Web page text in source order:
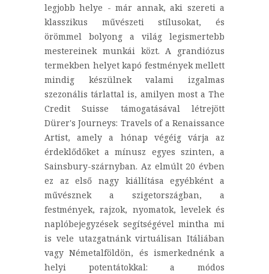
legjobb helye - már annak, aki szereti a
klasszikus művészeti stílusokat, és
örömmel bolyong a világ legismertebb
mestereinek munkái közt. A grandiózus
termekben helyet kapó festmények mellett
mindig készülnek valami izgalmas
szezonális tárlattal is, amilyen most a The
Credit Suisse támogatásával létrejött
Dürer's Journeys: Travels of a Renaissance
Artist, amely a hónap végéig várja az
érdeklődőket a mínusz egyes szinten, a
Sainsbury-szárnyban. Az elmúlt 20 évben
ez az első nagy kiállítása egyébként a
művésznek a szigetországban, a
festmények, rajzok, nyomatok, levelek és
naplóbejegyzések segítségével mintha mi
is vele utazgatnánk virtuálisan Itáliában
vagy Németalföldön, és ismerkednénk a
helyi potentátokkal: a módos